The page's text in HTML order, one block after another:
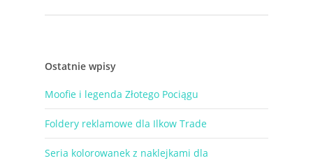
Ostatnie wpisy
Moofie i legenda Złotego Pociągu
Foldery reklamowe dla Ilkow Trade
Seria kolorowanek z naklejkami dla